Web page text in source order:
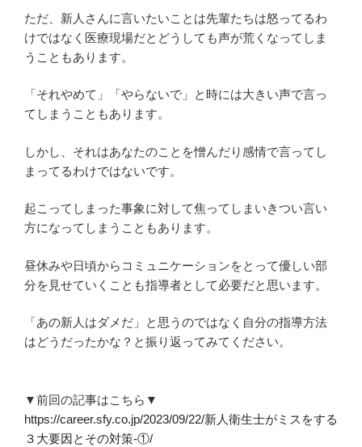
ただ、新人さんに言いたいことは先輩たちは怒ってるわ
けではなく医療現場だとどうしても声が荒くなってしま
うこともあります。
「それやめて」「やらないで」と時には大きい声で言っ
てしまうこともあります。
しかし、それはあなたのことを憎んだり感情で言ってし
まってるわけではないです。
起こってしまった事象に対して焦ってしまいきつい言い
方になってしまうこともあります。
昼休みや日頃からコミュニケーションをとって優しい部
分を見せていくことも指導者として必要だと思います。
「あの新人はダメだ」と思うのではなく自分の指導方法
はどうだったかな？と振り返ってみてください。
▼前回の記事はこちら▼
https://career.sfy.co.jp/2023/09/22/新人衛生士がミスをする
３大要因とその対策-①/